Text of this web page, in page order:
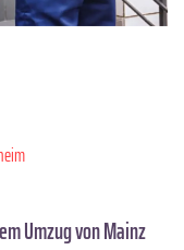
Umzug von Mainz